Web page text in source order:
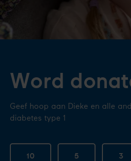
Word
Geef hoop aan Dieke en alle
diabetes type 1
10 5 3